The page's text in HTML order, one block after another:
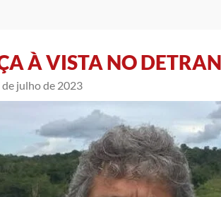
À VISTA NO
de julho de 2023